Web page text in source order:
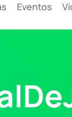
Eventos